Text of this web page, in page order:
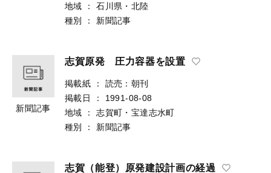
地域
：
石川県・北陸
種別
： 新聞記事
新聞記事
志賀原発 圧力容器を設置
掲載紙 ：
読売：朝刊
掲載日
：
1991-08-08
地域
：
志賀町・宝達志水町
種別
： 新聞記事
志賀（能登）原発建設計画の経過